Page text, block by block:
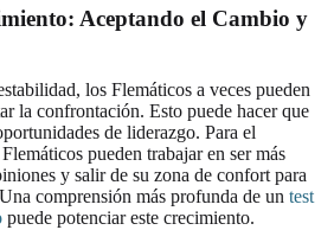
Aceptando el Cambio y
los Flemáticos a veces pueden
la confrontación. Esto puede hacer que
de liderazgo. Para el
pueden trabajar en ser más
y salir de su zona de confort para
comprensión más profunda de un test
puede potenciar este crecimiento.